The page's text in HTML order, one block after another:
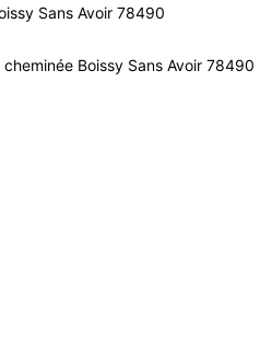
Sans Avoir 78490
Boissy Sans Avoir 78490